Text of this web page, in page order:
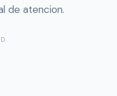
de atencion.